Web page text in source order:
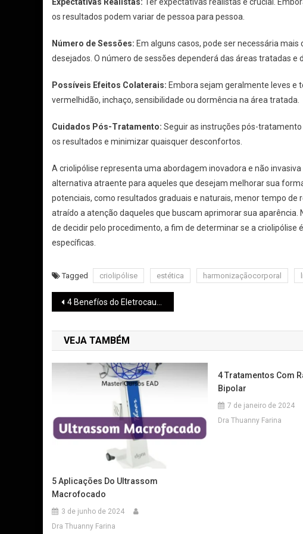
os resultados podem variar de pessoa para pessoa.
Número de Sessões: Em alguns casos, pode ser necessária
desejados. O número de sessões dependerá das áreas tratadas e
Possíveis Efeitos Colaterais: Embora sejam geralmente leves e
vermelhidão, inchaço, sensibilidade ou dormência na área tratada.
Cuidados Pós-Tratamento: Seguir as instruções pós-
os resultados e minimizar quaisquer desconfortos.
A criolipólise representa uma abordagem inovadora e não
alternativa atraente para aqueles que desejam melhorar sua
potenciais, como resultados graduais e naturais, menor tempo
atraído a atenção daqueles que buscam aprimorar sua
de decidir pelo procedimento, a fim de determinar se a
específicas.
Tagged criolipólise estética harmonizaçãocorporal
4 Benefíos do Eletrocautério
VEJA TAMBÉM
5 Aplicações Do Ultrassom
Macrofocado
3 de junho de 2024
Dra Thuanny Farina
4 Tratamentos Com
Bipolar
7 de janeiro de 2024
Dra Thuanny Farina